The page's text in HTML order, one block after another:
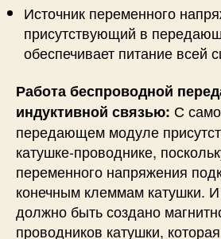
Источник переменного
присутствующий в
обеспечивает питание всей
Работа беспроводной
индуктивной связью: С
передающем модуле
катушке-проводнике,
переменного напряжения
конечным клеммам катушки. И
должно быть создано
проводников катушки,